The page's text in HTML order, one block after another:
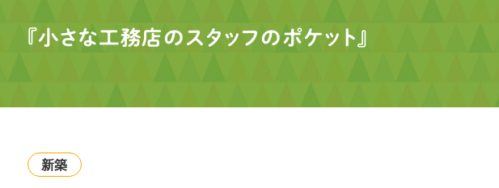
『小さな工務店のスタッフのポケット』
新築